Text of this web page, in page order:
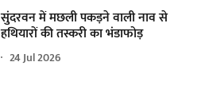
सुंदरवन में मछली पकड़ने वाली नाव से
हथियारों की तस्करी का भंडाफोड़
24 Jul 2026